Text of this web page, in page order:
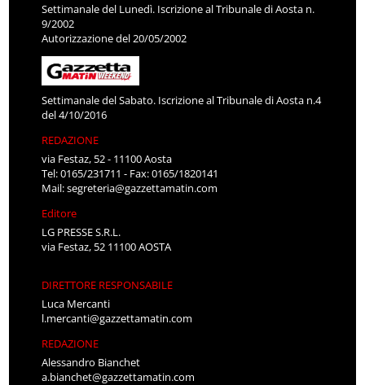
Settimanale del Lunedì. Iscrizione al Tribunale di Aosta n.
9/2002
Autorizzazione del 20/05/2002
Settimanale del Sabato. Iscrizione al Tribunale di Aosta n.4
del 4/10/2016
REDAZIONE
via Festaz, 52 - 11100 Aosta
Tel: 0165/231711 - Fax: 0165/1820141
Mail:segreteria@gazzettamatin.com
Editore
LG PRESSE S.R.L.
via Festaz, 52 11100 AOSTA
DIRETTORE RESPONSABILE
Luca Mercanti
l.mercanti@gazzettamatin.com
REDAZIONE
Alessandro Bianchet
a.bianchet@gazzettamatin.com